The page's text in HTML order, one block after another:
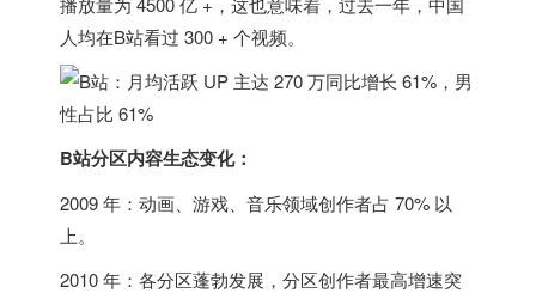
人均在B站看过 300 + 个视频。
B站分区内容生态变化：
2009 年：动画、游戏、音乐领域创作者占 70% 以
上。
2010 年：各分区蓬勃发展，分区创作者最高增速突